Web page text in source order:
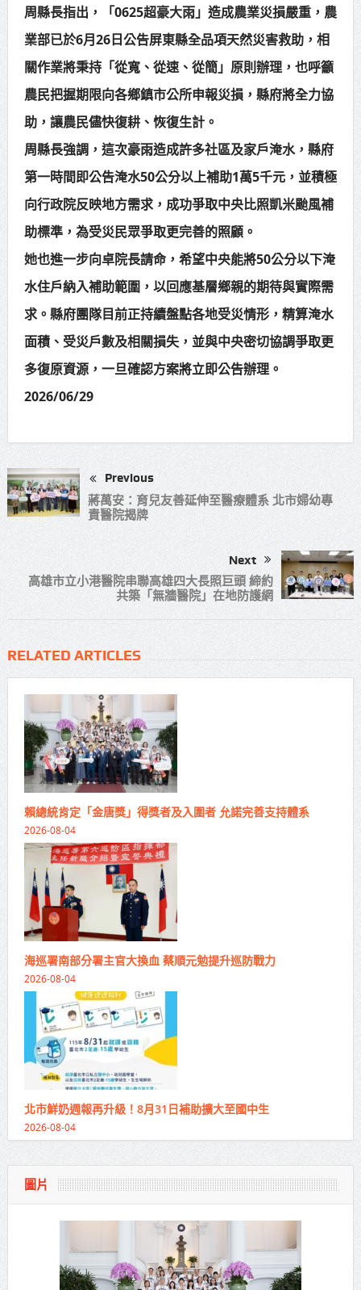
周縣長指出，「0625超豪大雨」造成農業災損嚴重，農
業部已於6月26日公告屏東縣全品項天然災害救助，相
關作業將秉持「從寬、從速、從簡」原則辦理，也呼籲
農民把握期限向各鄉鎮市公所申報災損，縣府將全力協
助，讓農民儘快復耕、恢復生計。
周縣長強調，這次豪雨造成許多社區及家戶淹水，縣府
第一時間即公告淹水50公分以上補助1萬5千元，並積極
向行政院反映地方需求，成功爭取中央比照凱米颱風補
助標準，為受災民眾爭取更完善的照顧。
她也進一步向卓院長請命，希望中央能將50公分以下淹
水住戶納入補助範圍，以回應基層鄉親的期待與實際需
求。縣府團隊目前正持續盤點各地受災情形，精算淹水
面積、受災戶數及相關損失，並與中央密切協調爭取更
多復原資源，一旦確認方案將立即公告辦理。
2026/06/29
Previous
蔣萬安：育兒友善延伸至醫療體系 北市婦幼專
責醫院揭牌
Next
高雄市立小港醫院串聯高雄四大長照巨頭 締約
共築「無牆醫院」在地防護網
RELATED ARTICLES
賴總統肯定「金唐獎」得獎者及入圍者 允諾完善支持體系
2026-08-04
海巡署南部分署主官大換血 蔡順元勉提升巡防戰力
2026-08-04
北市鮮奶週報再升級！8月31日補助擴大至國中生
2026-08-04
圖片